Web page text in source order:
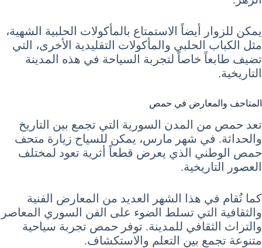
يمكن للزوار أيضاً الاستمتاع بالمأكولات الحلبية الشهية،
مثل الكباب الحلبي والمأكولات التقليدية الأخرى، التي
تضيف طابعاً خاصاً لتجربة السياحة في هذه المدينة
التاريخية.
المتاحف والمعارض في حمص
تعد حمص من المدن السورية التي تجمع بين التاريخ
والحداثة. في شهر مارس، يمكن للسياح زيارة متحف
حمص الوطني الذي يعرض قطعاً أثرية تعود لمختلف
العصور التاريخية.
كما تُقام في هذا الشهر العديد من المعارض الفنية
والثقافية التي تسلط الضوء على الفن السوري المعاصر
والتراث الثقافي للمدينة. توفر حمص تجربة سياحية
متنوعة تجمع بين التعلم والاستكشاف.